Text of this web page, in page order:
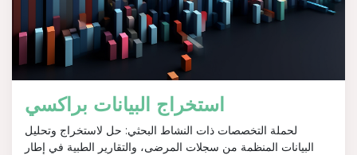
استخراج البيانات براكسي
لحملة التخصصات ذات النشاط البحثي: حل لاستخراج وتحليل
البيانات المنظمة من سجلات المرضى، والتقارير الطبية في إطار